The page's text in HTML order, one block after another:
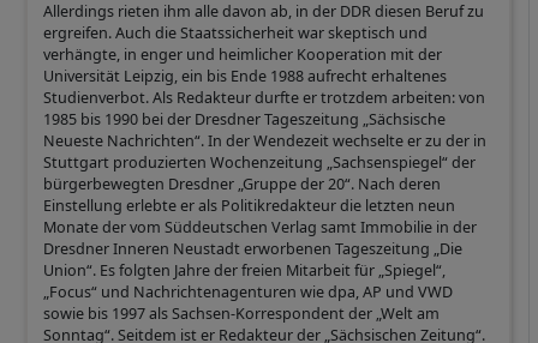
Allerdings rieten ihm alle davon ab, in der DDR diesen Beruf zu
ergreifen. Auch die Staatssicherheit war skeptisch und
verhängte, in enger und heimlicher Kooperation mit der
Universität Leipzig, ein bis Ende 1988 aufrecht erhaltenes
Studienverbot. Als Redakteur durfte er trotzdem arbeiten: von
1985 bis 1990 bei der Dresdner Tageszeitung „Sächsische
Neueste Nachrichten“. In der Wendezeit wechselte er zu der in
Stuttgart produzierten Wochenzeitung „Sachsenspiegel“ der
bürgerbewegten Dresdner „Gruppe der 20“. Nach deren
Einstellung erlebte er als Politikredakteur die letzten neun
Monate der vom Süddeutschen Verlag samt Immobilie in der
Dresdner Inneren Neustadt erworbenen Tageszeitung „Die
Union“. Es folgten Jahre der freien Mitarbeit für „Spiegel“,
„Focus“ und Nachrichtenagenturen wie dpa, AP und VWD
sowie bis 1997 als Sachsen-Korrespondent der „Welt am
Sonntag“. Seitdem ist er Redakteur der „Sächsischen Zeitung“.